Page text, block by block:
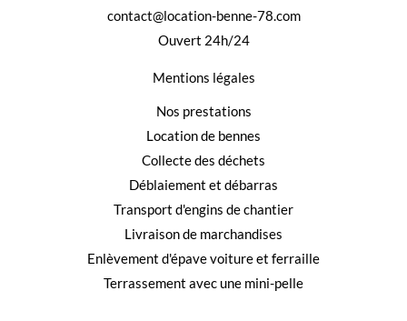
contact@location-benne-78.com
Ouvert 24h/24
Mentions légales
Nos prestations
Location de bennes
Collecte des déchets
Déblaiement et débarras
Transport d'engins de chantier
Livraison de marchandises
Enlèvement d'épave voiture et ferraille
Terrassement avec une mini-pelle